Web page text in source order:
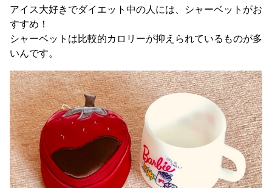
アイス大好きでダイエット中の人には、シャーベットがお
すすめ！
シャーベットは比較的カロリーが抑えられているものが多
いんです。